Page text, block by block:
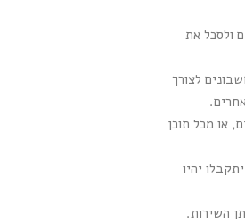
ולסכל את
לצורך
או מכל תוכן
יהיו
השירות.